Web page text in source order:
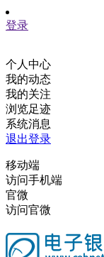
登录
个人中心
我的动态
我的关注
浏览足迹
系统消息
退出登录
移动端
访问手机端
官微
访问官微